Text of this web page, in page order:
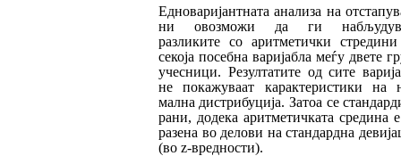
Едноваријантната анализа на
ни овоз­можи да ги
разликите со арит­ме­тички
секоја посебна варијабла ме­ѓу двете
учесници. Резултатите од сите
не покажуваат карактеристики на
мална дистрибуција. Затоа се стандар
ра­ни, додека аритметичката средина
ра­зена во делови на стандардна
(во z-вред­нос­ти).